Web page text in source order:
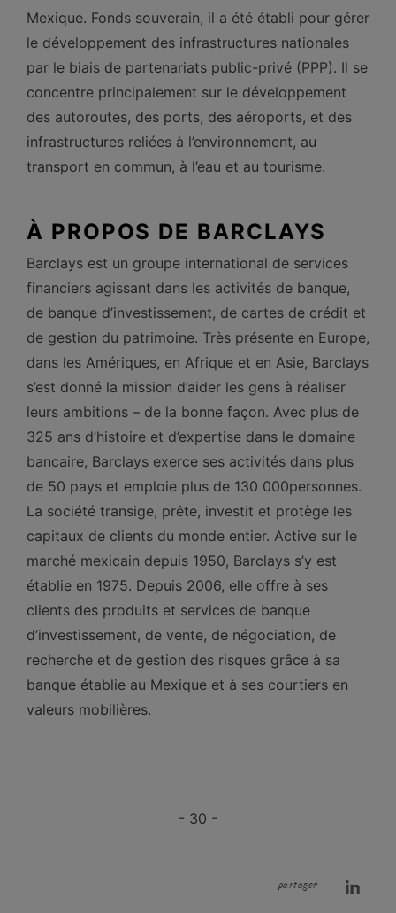
Mexique. Fonds souverain, il a été établi pour gérer
le développement des infrastructures nationales
par le biais de partenariats public-privé (PPP). Il se
concentre principalement sur le développement
des autoroutes, des ports, des aéroports, et des
infrastructures reliées à l’environnement, au
transport en commun, à l’eau et au tourisme.
À PROPOS DE BARCLAYS
Barclays est un groupe international de services
financiers agissant dans les activités de banque,
de banque d’investissement, de cartes de crédit et
de gestion du patrimoine. Très présente en Europe,
dans les Amériques, en Afrique et en Asie, Barclays
s’est donné la mission d’aider les gens à réaliser
leurs ambitions – de la bonne façon. Avec plus de
325 ans d’histoire et d’expertise dans le domaine
bancaire, Barclays exerce ses activités dans plus
de 50 pays et emploie plus de 130 000personnes.
La société transige, prête, investit et protège les
capitaux de clients du monde entier. Active sur le
marché mexicain depuis 1950, Barclays s’y est
établie en 1975. Depuis 2006, elle offre à ses
clients des produits et services de banque
d’investissement, de vente, de négociation, de
recherche et de gestion des risques grâce à sa
banque établie au Mexique et à ses courtiers en
valeurs mobilières.
- 30 -
partager